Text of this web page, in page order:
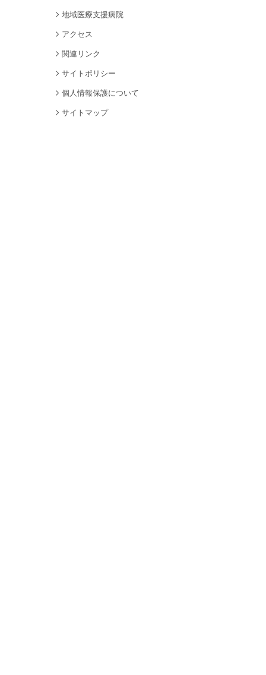
地域医療支援病院
アクセス
関連リンク
サイトポリシー
個人情報保護について
サイトマップ